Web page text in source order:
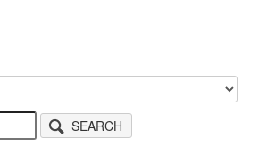
SEARCH